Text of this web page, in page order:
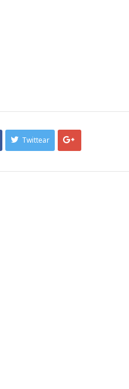
Twittear